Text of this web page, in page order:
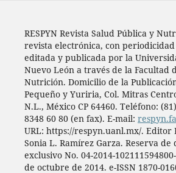
RESPYN Revista Salud Pública y
revista electrónica, con
editada y publicada por la
Nuevo León a través de la Facultad
Nutrición. Domicilio de la
Pequeño y Yuriria, Col. Mitras
N.L., México CP 64460. Teléfono:
8348 60 80 (en fax). E-mail:
URL: https://respyn.uanl.mx/. Editor
Sonia L. Ramírez Garza. Reserva de
exclusivo No. 04-2014-
de octubre de 2014. e-ISSN 1870-